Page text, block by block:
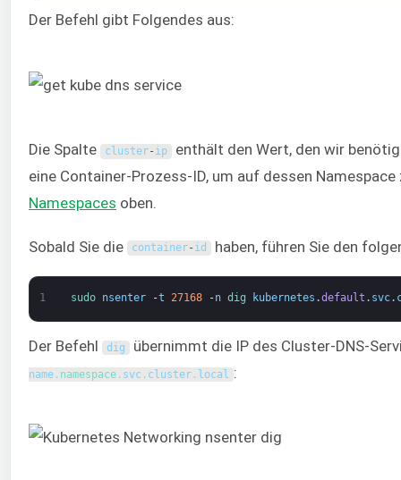
Der Befehl gibt Folgendes aus:
Die Spalte cluster- ip enthält den Wert, den wir
eine Container-Prozess-ID, um auf dessen
Namespaces oben.
Sobald Sie die container- id haben, führen Sie den
1 sudo nsenter -t 27168 -n dig kubernetes .default . svc.
Der Befehl dig übernimmt die IP des Cluster-DNS-
name . namespace . svc . cluster . local :